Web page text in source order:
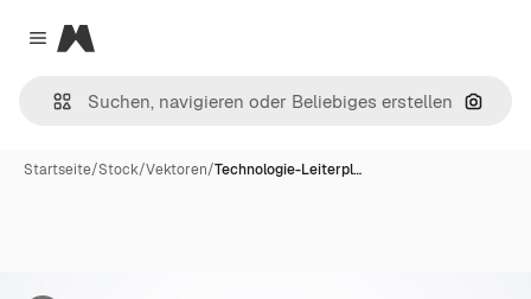
Close menu
Magnific
Nach
Startseite/Stock/Vektoren/Technologie-Leiterpl…